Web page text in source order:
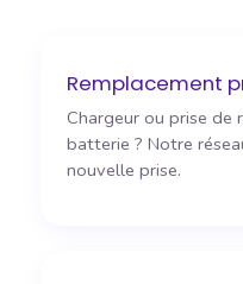
Remplacement
Chargeur ou prise de
batterie ? Notre
nouvelle prise.